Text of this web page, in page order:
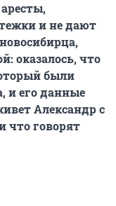
и не дают
оказалось, что
были
и его данные
Александр с
что говорят